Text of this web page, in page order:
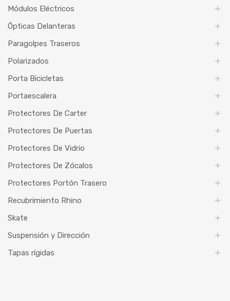
Módulos Eléctricos
Ópticas Delanteras
Paragolpes Traseros
Polarizados
Porta Bicicletas
Portaescalera
Protectores De Carter
Protectores De Puertas
Protectores De Vidrio
Protectores De Zócalos
Protectores Portón Trasero
Recubrimiento Rhino
Skate
Suspensión y Dirección
Tapas rígidas